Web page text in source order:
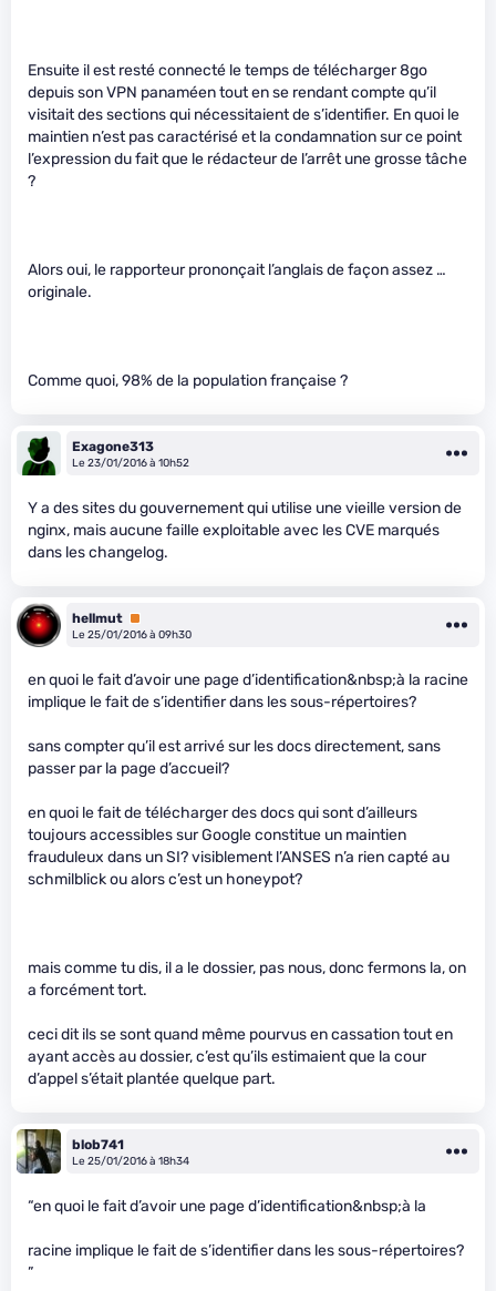
Ensuite il est resté connecté le temps de télécharger 8go
depuis son VPN panaméen tout en se rendant compte qu’il
visitait des sections qui nécessitaient de s’identifier. En quoi le
maintien n’est pas caractérisé et la condamnation sur ce point
l’expression du fait que le rédacteur de l’arrêt une grosse tâche
?
Alors oui, le rapporteur prononçait l’anglais de façon assez …
originale.
Comme quoi, 98% de la population française ?
Exagone313
Le 23/01/2016 à 10h52
Y a des sites du gouvernement qui utilise une vieille version de
nginx, mais aucune faille exploitable avec les CVE marqués
dans les changelog.
hellmut Premium
Le 25/01/2016 à 09h30
en quoi le fait d’avoir une page d’identification&nbsp;à la racine
implique le fait de s’identifier dans les sous-répertoires?
sans compter qu’il est arrivé sur les docs directement, sans
passer par la page d’accueil?
en quoi le fait de télécharger des docs qui sont d’ailleurs
toujours accessibles sur Google constitue un maintien
frauduleux dans un SI? visiblement l’ANSES n’a rien capté au
schmilblick ou alors c’est un honeypot?
mais comme tu dis, il a le dossier, pas nous, donc fermons la, on
a forcément tort.
ceci dit ils se sont quand même pourvus en cassation tout en
ayant accès au dossier, c’est qu’ils estimaient que la cour
d’appel s’était plantée quelque part.
blob741
Le 25/01/2016 à 18h34
“en quoi le fait d’avoir une page d’identification&nbsp;à la
racine implique le fait de s’identifier dans les sous-répertoires?
”